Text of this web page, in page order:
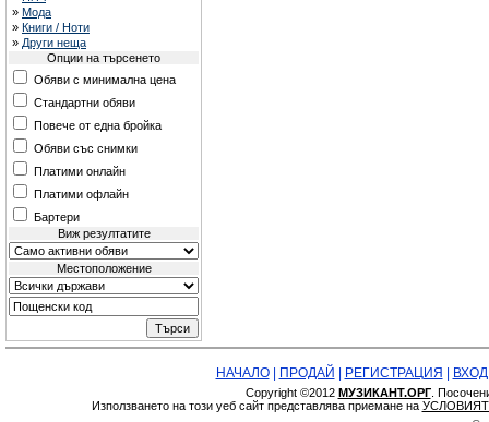
» Мода
» Книги / Ноти
» Други неща
Опции на търсенето
Обяви с минимална цена
Стандартни обяви
Повече от една бройка
Обяви със снимки
Платими онлайн
Платими офлайн
Бартери
Виж резултатите
Местоположение
НАЧАЛО| ПРОДАЙ РЕГИСТРАЦИЯ ВХОД
Copyright ©2012 МУЗИКАНТ.ОРГ.
Използването на този уеб сайт представлява приемане на